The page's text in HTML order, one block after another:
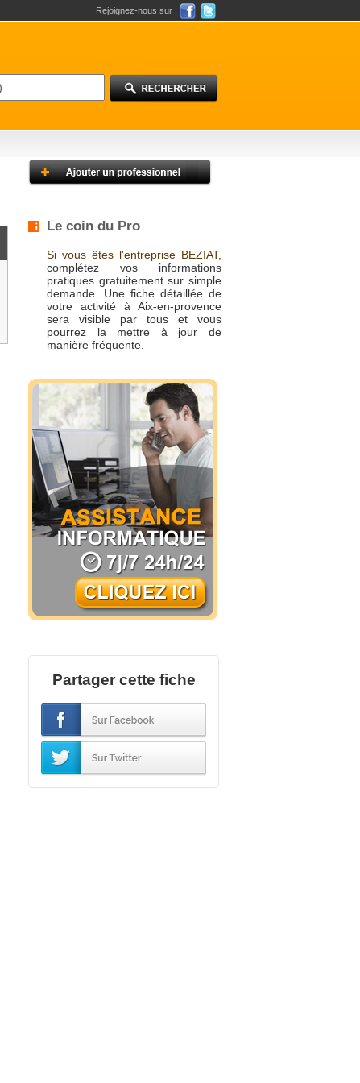
Rejoignez-nous sur
Le coin du Pro
Si vous êtes l'entreprise BEZIAT,
complétez vos informations
pratiques gratuitement sur simple
demande. Une fiche détaillée de
votre activité à Aix-en-provence
sera visible par tous et vous
pourrez la mettre à jour de
manière fréquente.
Partager cette fiche